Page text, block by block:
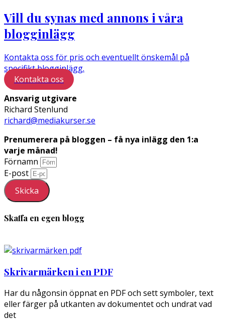
Vill du synas med annons i våra
blogginlägg
Kontakta oss för pris och eventuellt önskemål på
specifikt blogginlägg.
Kontakta oss
Ansvarig utgivare
Richard Stenlund
richard@mediakurser.se
Prenumerera på bloggen – få nya inlägg den 1:a
varje månad!
Förnamn
E-post
Skicka
Skaffa en egen blogg
Skrivarmärken i en PDF
Har du någonsin öppnat en PDF och sett symboler, text
eller färger på utkanten av dokumentet och undrat vad
det